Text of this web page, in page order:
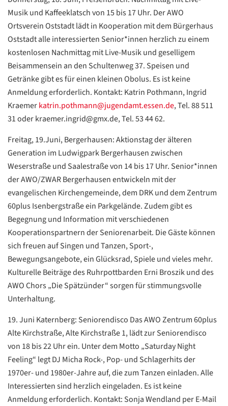
Musik und Kaffeeklatsch von 15 bis 17 Uhr. Der AWO
Ortsverein Oststadt lädt in Kooperation mit dem Bürgerhaus
Oststadt alle interessierten Senior*innen herzlich zu einem
kostenlosen Nachmittag mit Live-Musik und geselligem
Beisammensein an den Schultenweg 37. Speisen und
Getränke gibt es für einen kleinen Obolus. Es ist keine
Anmeldung erforderlich. Kontakt: Katrin Pothmann, Ingrid
Kraemerkatrin.pothmann@jugendamt.essen.de, Tel. 88 511
31 oder kraemer.ingrid@gmx.de, Tel. 53 44 62.
Freitag, 19.Juni, Bergerhausen: Aktionstag der älteren
Generation im Ludwigpark Bergerhausen zwischen
Weserstraße und Saalestraße von 14 bis 17 Uhr. Senior*innen
der AWO/ZWAR Bergerhausen entwickeln mit der
evangelischen Kirchengemeinde, dem DRK und dem Zentrum
60plus Isenbergstraße ein Parkgelände. Zudem gibt es
Begegnung und Information mit verschiedenen
Kooperationspartnern der Seniorenarbeit. Die Gäste können
sich freuen auf Singen und Tanzen, Sport-,
Bewegungsangebote, ein Glücksrad, Spiele und vieles mehr.
Kulturelle Beiträge des Ruhrpottbarden Erni Broszik und des
AWO Chors „Die Spätzünder“ sorgen für stimmungsvolle
Unterhaltung.
19. Juni Katernberg: Seniorendisco Das AWO Zentrum 60plus
Alte Kirchstraße, Alte Kirchstraße 1, lädt zur Seniorendisco
von 18 bis 22 Uhr ein. Unter dem Motto „Saturday Night
Feeling“ legt DJ Micha Rock-, Pop- und Schlagerhits der
1970er- und 1980er-Jahre auf, die zum Tanzen einladen. Alle
Interessierten sind herzlich eingeladen. Es ist keine
Anmeldung erforderlich. Kontakt: Sonja Wendland per E-Mail
Datenschutzerklärung
ZURÜCK
Datenschutzerklärung
Übersetzen
/
Translate
ZURÜCK